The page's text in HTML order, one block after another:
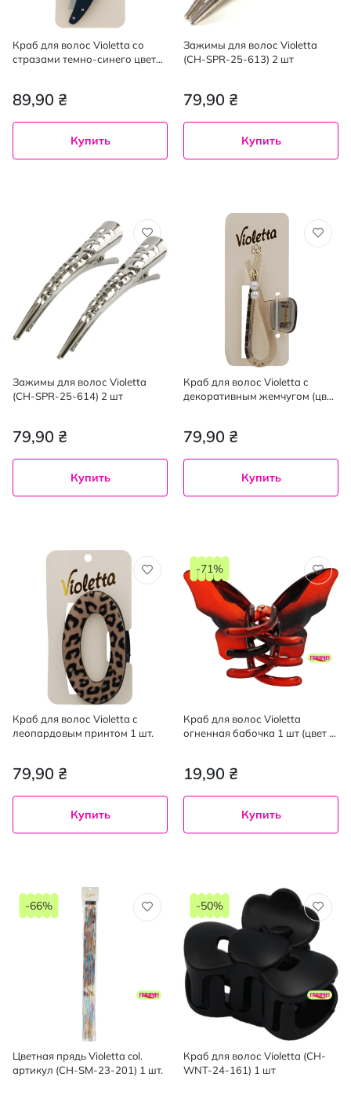
Краб для волос Violetta со
стразами темно-синего цвета
89,90 ₴
Купить
Зажимы для волос Violetta
(CH-SPR-25-613) 2 шт
79,90 ₴
Купить
Зажимы для волос Violetta
(CH-SPR-25-614) 2 шт
79,90 ₴
Купить
Краб для волос Violetta с
декоративным жемчугом (цвет
79,90 ₴
Купить
Краб для волос Violetta с
леопардовым принтом 1 шт.
79,90 ₴
Купить
Краб для волос Violetta
огненная бабочка 1 шт (цвет в
19,90 ₴
-71%
Купить
Цветная прядь Violetta col.
артикул (CH-SM-23-201) 1 шт.
-66%
Краб для волос Violetta (CH-
WNT-24-161) 1 шт
-50%